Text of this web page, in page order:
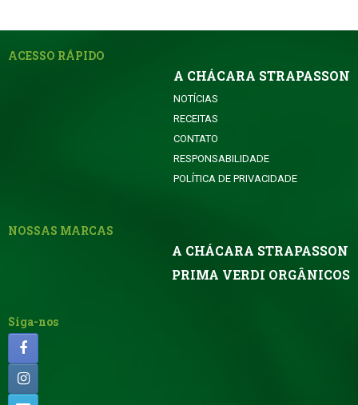
ACESSO RÁPIDO
A CHÁCARA STRAPASSON
NOTÍCIAS
RECEITAS
CONTATO
RESPONSABILIDADE
POLÍTICA DE PRIVACIDADE
NOSSAS MARCAS
A CHÁCARA STRAPASSON
PRIMA VERDI ORGÂNICOS
Siga-nos